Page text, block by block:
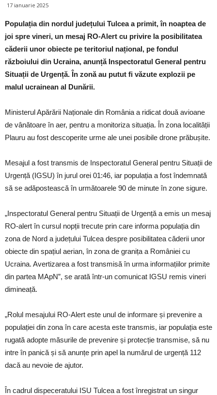
17 ianuarie 2025
Populația din nordul județului Tulcea a primit, în noaptea de
joi spre vineri, un mesaj RO-Alert cu privire la posibilitatea
căderii unor obiecte pe teritoriul național, pe fondul
războiului din Ucraina, anunță Inspectoratul General pentru
Situații de Urgență. În zonă au putut fi văzute explozii pe
malul ucrainean al Dunării.
Ministerul Apărării Naționale din România a ridicat două avioane
de vânătoare în aer, pentru a monitoriza situația. În zona localității
Plauru au fost descoperite urme ale unei posibile drone prăbușite.
Mesajul a fost transmis de Inspectoratul General pentru Situații de
Urgență (IGSU) în jurul orei 01:46, iar populația a fost îndemnată
să se adăpostească în următoarele 90 de minute în zone sigure.
„Inspectoratul General pentru Situații de Urgență a emis un mesaj
RO-alert în cursul nopții trecute prin care informa populația din
zona de Nord a județului Tulcea despre posibilitatea căderii unor
obiecte din spațiul aerian, în zona de granița a României cu
Ucraina. Avertizarea a fost transmisă în urma informațiilor primite
din partea MApN”, se arată într-un comunicat IGSU remis vineri
dimineață.
„Rolul mesajului RO-Alert este unul de informare și prevenire a
populației din zona în care acesta este transmis, iar populația este
rugată adopte măsurile de prevenire și protecție transmise, să nu
intre în panică și să anunțe prin apel la numărul de urgență 112
dacă au nevoie de ajutor.
În cadrul dispeceratului ISU Tulcea a fost înregistrat un singur